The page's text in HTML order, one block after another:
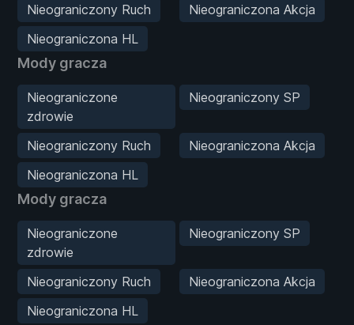
Nieograniczony Ruch
Nieograniczona Akcja
Nieograniczona HL
Mody gracza
Nieograniczone
zdrowie
Nieograniczony SP
Nieograniczony Ruch
Nieograniczona Akcja
Nieograniczona HL
Mody gracza
Nieograniczone
zdrowie
Nieograniczony SP
Nieograniczony Ruch
Nieograniczona Akcja
Nieograniczona HL